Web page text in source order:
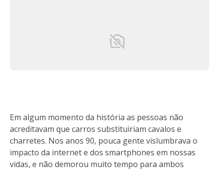
Em algum momento da história as pessoas não
acreditavam que carros substituiriam cavalos e
charretes. Nos anos 90, pouca gente vislumbrava o
impacto da internet e dos smartphones em nossas
vidas, e não demorou muito tempo para ambos